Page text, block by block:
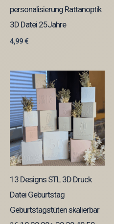
personalisierung Rattanoptik
3D Datei 25Jahre
4,99€
13 Designs STL 3D Druck
Datei Geburtstag
Geburtstagstüten skalierbar